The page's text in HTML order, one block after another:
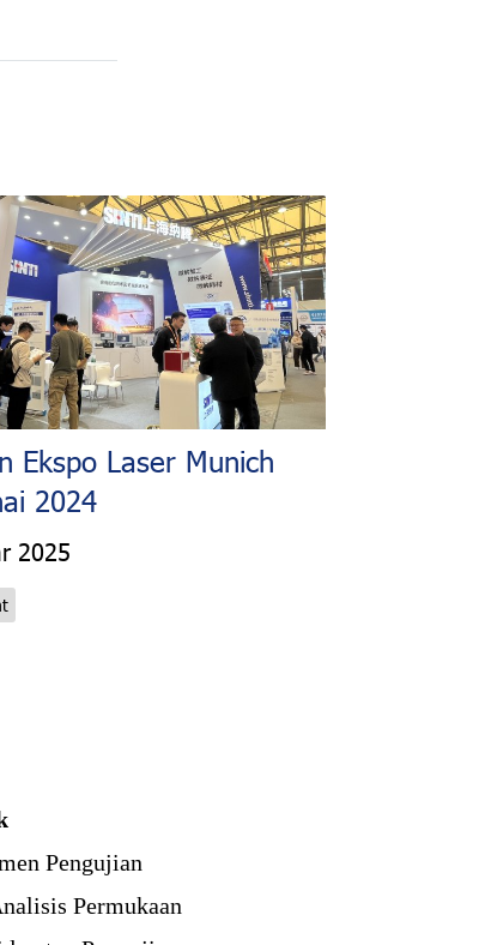
Ekspo Laser Munich
2024
2025
Pengujian
Permukaan